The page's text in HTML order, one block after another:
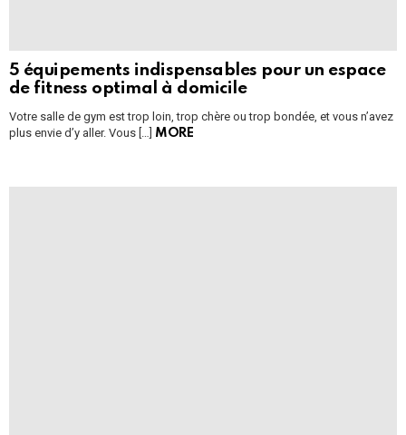
5 équipements indispensables pour un espace
de fitness optimal à domicile
Votre salle de gym est trop loin, trop chère ou trop bondée, et vous n’avez
plus envie d’y aller. Vous […] MORE